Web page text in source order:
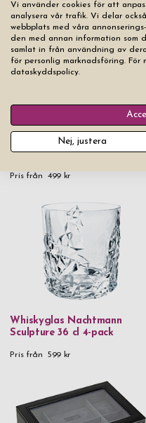
Pris från 299 kr
Halsband Inori Edge Steel
Pris från 499 kr
Whiskyglas Nachtmann
Sculpture 36 cl 4-pack
Pris från 599 kr
Vi använder cookies för att
analysera vår trafik. Vi delar
webbplats med våra
den med annan information som
samlat in från användning av
för personlig marknadsföring. För
dataskyddspolicy.
Nej, justera